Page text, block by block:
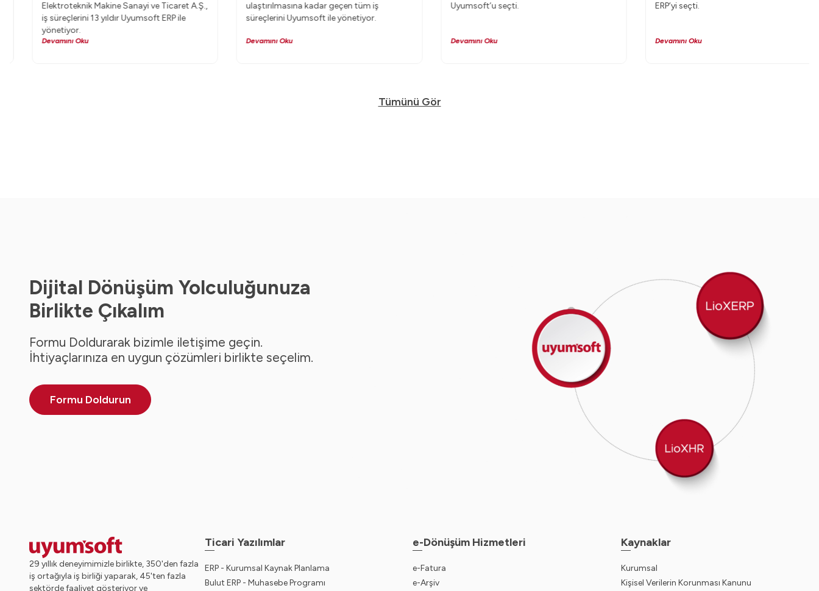
Elektroteknik Makine Sanayi ve Ticaret A.Ş.,
iş süreçlerini 13 yıldır Uyumsoft ERP ile
yönetiyor.
Devamını Oku
ulaştırılmasına kadar geçen tüm iş
süreçlerini Uyumsoft ile yönetiyor.
Devamını Oku
Uyumsoft’u seçti.
Devamını Oku
ERP’yi seçti.
Devamını Oku
Tümünü Gör
Dijital Dönüşüm Yolculuğunuza
Birlikte Çıkalım
Formu Doldurarak bizimle iletişime geçin.
İhtiyaçlarınıza en uygun çözümleri birlikte seçelim.
Formu Doldurun
29 yıllık deneyimimizle birlikte, 350'den fazla
iş ortağıyla iş birliği yaparak, 45'ten fazla
sektörde faaliyet gösteriyor ve
Ticari Yazılımlar
ERP - Kurumsal Kaynak Planlama
Bulut ERP - Muhasebe Programı
e-Dönüşüm Hizmetleri
e-Fatura
e-Arşiv
Kaynaklar
Kurumsal
Kişisel Verilerin Korunması Kanunu